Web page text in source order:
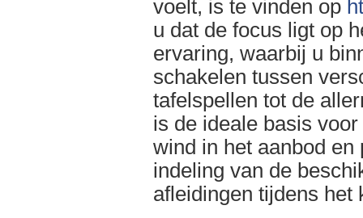
voelt, is te vinden op
u dat de focus ligt op
ervaring, waarbij u
schakelen tussen
tafelspellen tot de
is de ideale basis
wind in het aanbod
indeling van de
afleidingen tijdens het